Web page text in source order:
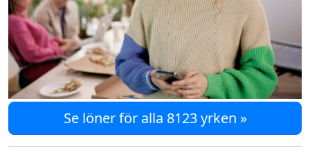
Se löner för alla 8123 yrken »